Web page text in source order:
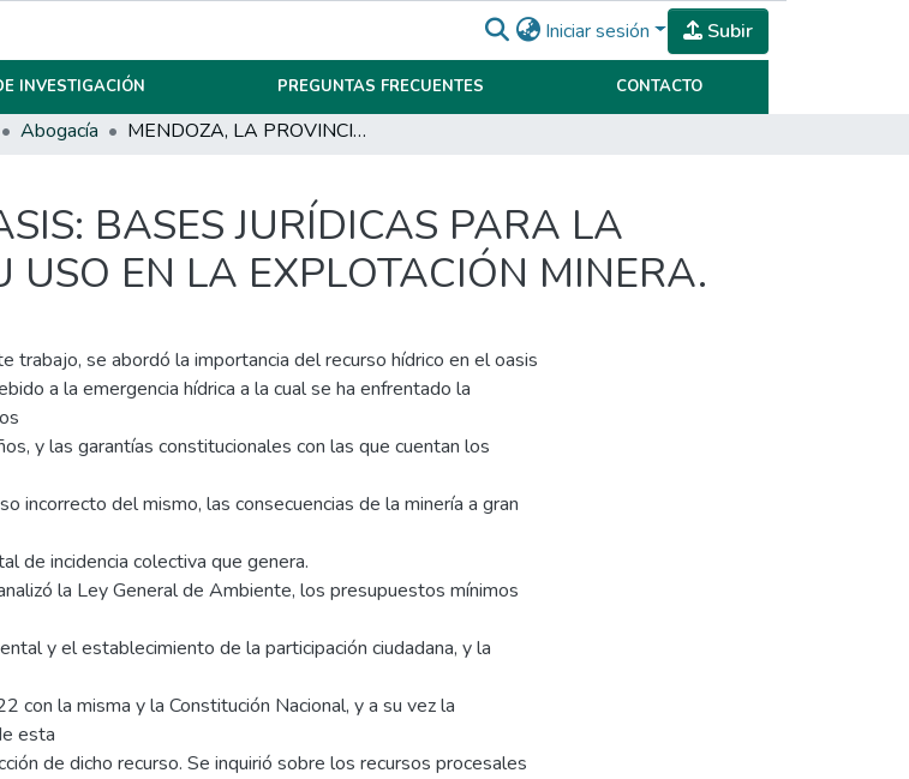
Iniciar sesión Subir
INVESTIGACIÓN PREGUNTAS FRECUENTES CONTACTO
Abogacía MENDOZA, LA PROVINCIA OASIS: BASES JURÍDICAS PARA LA PROTECCIÓN DEL AGUA Y SU USO EN LA EXPLOTACIÓN MINERA.
BASES JURÍDICAS PARA LA
USO EN LA EXPLOTACIÓN MINERA.
trabajo, se abordó la importancia del recurso hídrico en el oasis
a la emergencia hídrica a la cual se ha enfrentado la
y las garantías constitucionales con las que cuentan los
incorrecto del mismo, las consecuencias de la minería a gran
de incidencia colectiva que genera.
la Ley General de Ambiente, los presupuestos mínimos
y el establecimiento de la participación ciudadana, y la
con la misma y la Constitución Nacional, y a su vez la
esta
de dicho recurso. Se inquirió sobre los recursos procesales